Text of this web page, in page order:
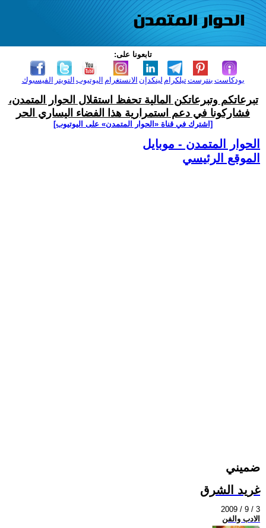
تابعونا على:
الفيسبوك التويتر اليوتيوب الانستغرام لينكدإن تيلكرامبنترست بودكاست
تبرعاتكم وتبرعاتكن المالية تحفظ استقلال الحوار المتمدن،
فشاركونا في دعم استمرارية هذا الفضاء اليساري الحر
[اشترك في قناة ‫«الحوار المتمدن» على اليوتيوب]
الحوار المتمدن - موبايل
الموقع الرئيسي
ضميني
غريد الشرق
2009 / 9 / 3
الادب والفن